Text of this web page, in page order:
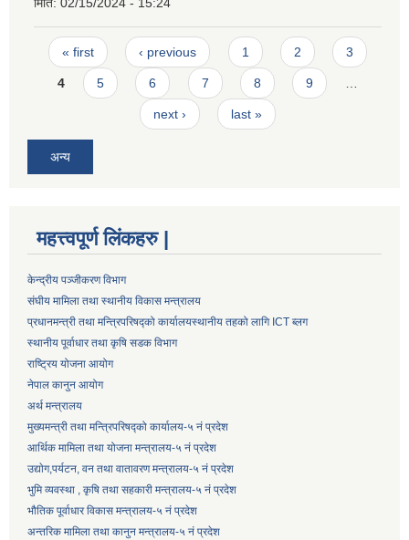
Pages
« first ‹ previous 1 2 3
4 5 6 7 8 9 …
next › last »
अन्य
महत्त्वपूर्ण लिंकहरु |
केन्द्रीय पञ्जीकरण विभाग
संघीय मामिला तथा स्थानीय विकास मन्त्रालय
प्रधानमन्त्री तथा मन्त्रिपरिषद्को कार्यालयस्थानीय तहको लागि ICT ब्लग
स्थानीय पूर्वाधार तथा कृषि सडक विभाग
राष्ट्रिय योजना आयोग
नेपाल कानुन आयोग
अर्थ मन्त्रालय
मुख्यमन्त्री तथा मन्त्रिपरिषद्को कार्यालय-५ नं प्रदेश
आर्थिक मामिला तथा योजना मन्त्रालय-५ नं प्रदेश
उद्याेग,पर्यटन, वन तथा वातावरण मन्त्रालय-५ नं प्रदेश
भुमि व्यवस्था , कृषि तथा सहकारी मन्त्रालय-५ नं प्रदेश
भौतिक पूर्वाधार विकास मन्त्रालय-५ नं प्रदेश
अन्तरिक मामिला तथा कानुन मन्त्रालय-५ नं प्रदेश